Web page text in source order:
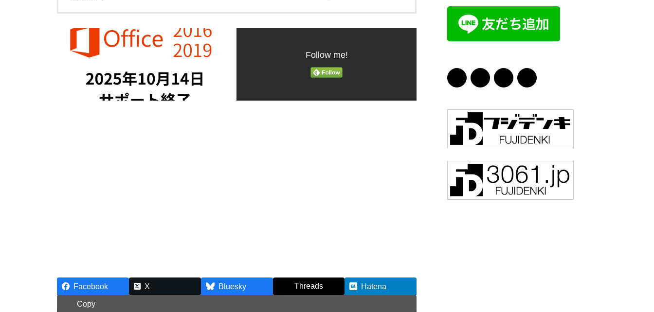
Follow me!
Facebook X Bluesky Threads
Hatena
Copy